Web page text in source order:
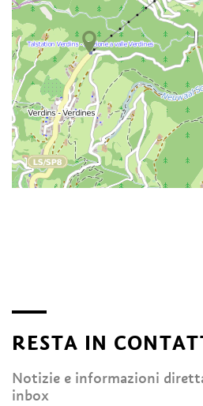
RESTA IN
Notizie e informazioni
inbox